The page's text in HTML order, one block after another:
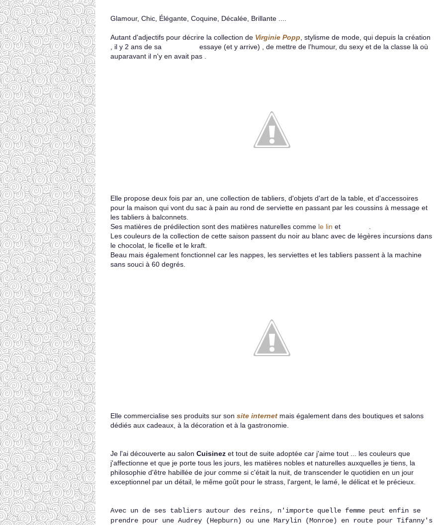
Glamour, Chic, Élégante, Coquine, Décalée, Brillante ....
Autant d'adjectifs pour décrire la collection de Virginie Popp , stylisme de mode, qui depuis la création
, il y 2 ans de sa
essaye (et y arrive) , de mettre de l'humour, du sexy et de la classe là où
auparavant il n'y en avait pas .
Elle propose deux fois par an, une collection de tabliers, d'objets d'art de la table, et d'accessoires
pour la maison qui vont du sac à pain au rond de serviette en passant par les coussins à message et
les tabliers à balconnets.
Ses matières de prédilection sont des matières naturelles comme le lin et
Les couleurs de la collection de cette saison passent du noir au blanc avec de légères incursions dans
le chocolat, le ficelle et le kraft.
Beau mais également fonctionnel car les nappes, les serviettes et les tabliers passent à la machine
sans souci à 60 degrés.
Elle commercialise ses produits sur son site internet mais également dans des boutiques et salons
dédiés aux cadeaux, à la décoration et à la gastronomie.
Je l'ai découverte au salon Cuisinez et tout de suite adoptée car j'aime tout ... les couleurs que
j'affectionne et que je porte tous les jours, les matières nobles et naturelles auxquelles je tiens, la
philosophie d'être habillée de jour comme si c'était la nuit, de transcender le quotidien en un jour
exceptionnel par un détail, le même goût pour le strass, l'argent, le lamé, le délicat et le précieux.
Avec un de ses tabliers autour des reins, n'importe quelle femme peut enfin se
prendre pour une Audrey (Hepburn) ou une Marylin (Monroe) en route pour Tifanny's